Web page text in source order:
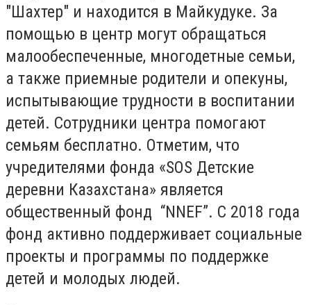
"Шахтер" и находится в Майкудуке. За
помощью в центр могут обращаться
малообеспеченные, многодетные семьи,
а также приемные родители и опекуны,
испытывающие трудности в воспитании
детей. Сотрудники центра помогают
семьям бесплатно. Отметим, что
учредителями фонда «SOS Детские
деревни Казахстана» является
общественный фонд “NNEF”. С 2018 года
фонд активно поддерживает социальные
проекты и программы по поддержке
детей и молодых людей.